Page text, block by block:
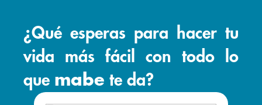
¿Qué esperas para hacer tu
vida más fácil con todo lo
que mabe te da?